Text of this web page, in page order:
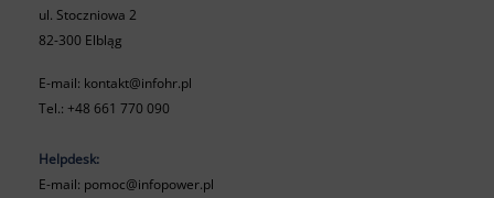
ul. Stoczniowa 2
82-300 Elbląg
E-mail: kontakt@infohr.pl
Tel.:+48 661 770 090
Helpdesk:
E-mail: pomoc@infopower.pl